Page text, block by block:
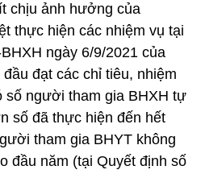
chịu ảnh hưởng của
thực hiện các nhiệm vụ tại
ngày 6/9/2021 của
đạt các chỉ tiêu, nhiệm
số người tham gia BHXH tự
số đã thực hiện đến hết
tham gia BHYT không
đầu năm (tại Quyết định số